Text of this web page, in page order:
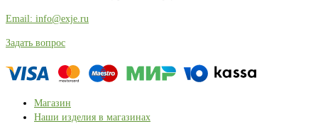
Email: info@exje.ru
Задать вопрос
Магазин
Наши изделия в магазинах